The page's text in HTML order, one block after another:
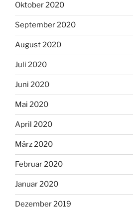
Oktober 2020
September 2020
August 2020
Juli 2020
Juni 2020
Mai 2020
April 2020
März 2020
Februar 2020
Januar 2020
Dezember 2019